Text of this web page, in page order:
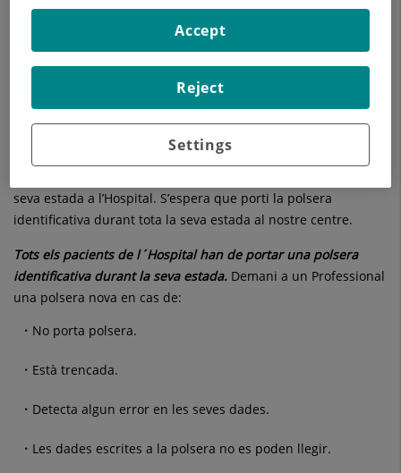
preguntin el seu nom, cognoms, data de naixement com a
comprovació activa de la seva identitat.
QUÈ he d’esperar durant la meva estada hospitalària?
escrit i/o verbalment que li posaran una polsera i que
seva estada a l’Hospital. S’espera que porti la polsera
identificativa durant tota la seva estada al nostre centre.
Tots els pacients de l´Hospital han de portar una polsera
identificativa durant la seva estada. Demani a un Professional
una polsera nova en cas de:
No porta polsera.
Està trencada.
Detecta algun error en les seves dades.
Les dades escrites a la polsera no es poden llegir.
Settings
Reject
Accept